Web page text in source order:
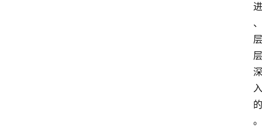
进
、
层
层
深
入
的
。